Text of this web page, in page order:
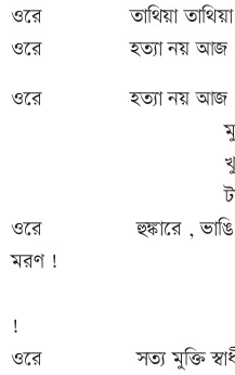
ওরে তাথিয়া তাথিয়া
ওরে হত্যা নয় আজ
ওরে হত্যা নয় আজ
মুসলিম-রণ-
খুন দেখে
টঙ্কারে অসি
ওরে হুঙ্কারে , ভাঙি
মরণ !
ঢালে
!
ওরে সত্য মুক্তি